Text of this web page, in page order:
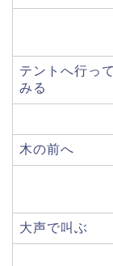
テントへ行って
みる
木の前へ
大声で叫ぶ